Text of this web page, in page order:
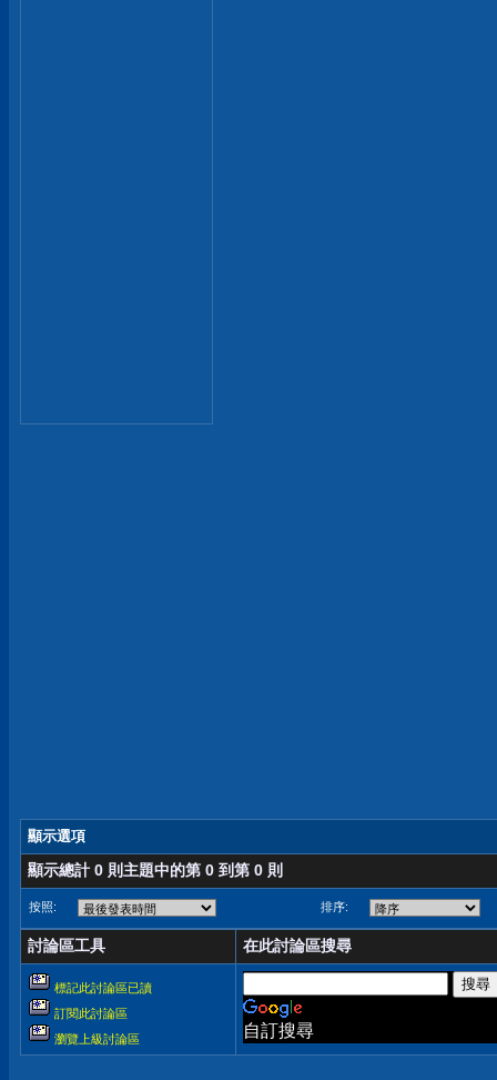
顯示選項
顯示總計 0 則主題中的第 0 到第 0 則
按照: 排序:
討論區工具 在此討論區搜尋
標記此討論區已讀
訂閱此討論區
瀏覽上級討論區
自訂搜尋